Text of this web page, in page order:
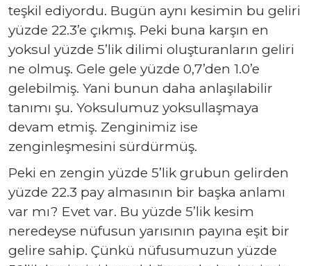
teşkil ediyordu. Bugün aynı kesimin bu geliri
yüzde 22.3’e çıkmış. Peki buna karşın en
yoksul yüzde 5’lik dilimi oluşturanların geliri
ne olmuş. Gele gele yüzde 0,7’den 1.0’e
gelebilmiş. Yani bunun daha anlaşılabilir
tanımı şu. Yoksulumuz yoksullaşmaya
devam etmiş. Zenginimiz ise
zenginleşmesini sürdürmüş.
Peki en zengin yüzde 5’lik grubun gelirden
yüzde 22.3 pay almasının bir başka anlamı
var mı? Evet var. Bu yüzde 5’lik kesim
neredeyse nüfusun yarısının payına eşit bir
gelire sahip. Çünkü nüfusumuzun yüzde